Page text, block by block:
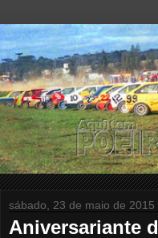
sábado, 23 de maio de 2015
Aniversariante